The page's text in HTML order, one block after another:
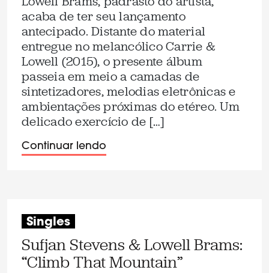
acaba de ter seu lançamento
antecipado. Distante do material
entregue no melancólico Carrie &
Lowell (2015), o presente álbum
passeia em meio a camadas de
sintetizadores, melodias eletrônicas e
ambientações próximas do etéreo. Um
delicado exercício de […]
Continuar lendo
Singles
Sufjan Stevens & Lowell Brams:
“Climb That Mountain”